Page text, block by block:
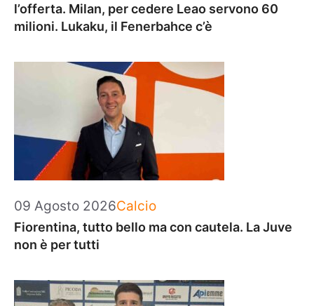
l’offerta. Milan, per cedere Leao servono 60
milioni. Lukaku, il Fenerbahce c’è
09 Agosto 2026Categorie
Calcio
Fiorentina, tutto bello ma con cautela. La Juve
non è per tutti